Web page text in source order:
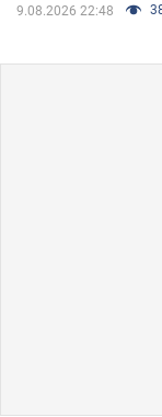
9.08.2026 22:48